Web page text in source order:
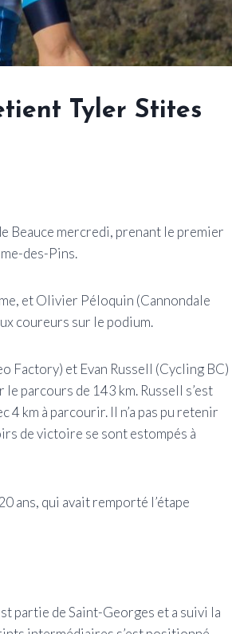
Tyler Stites
Beauce mercredi, prenant le premier
des-Pins.
et Olivier Péloquin (Cannondale
coureurs sur le podium.
Factory) et Evan Russell (Cycling BC)
parcours de 143 km. Russell s’est
km à parcourir. Il n’a pas pu retenir
de victoire se sont estompés à
ans, qui avait remporté l’étape
partie de Saint-Georges et a suivi la